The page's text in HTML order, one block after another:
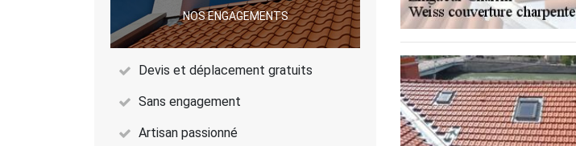
NOS ENGAGEMENTS
Devis et déplacement gratuits
Sans engagement
Artisan passionné